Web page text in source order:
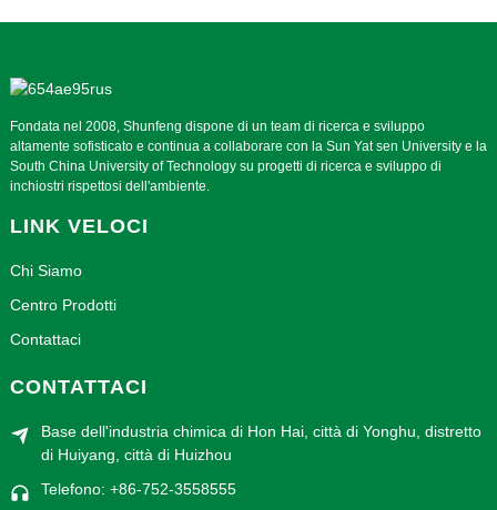
Fondata nel 2008, Shunfeng dispone di un team di ricerca e sviluppo
altamente sofisticato e continua a collaborare con la Sun Yat sen University e la
South China University of Technology su progetti di ricerca e sviluppo di
inchiostri rispettosi dell'ambiente.
LINK VELOCI
Chi Siamo
Centro Prodotti
Contattaci
CONTATTACI
Base dell'industria chimica di Hon Hai, città di Yonghu, distretto
di Huiyang, città di Huizhou
Telefono: +86-752-3558555